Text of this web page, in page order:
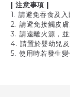
| 注意事項 |
1. 請避免吞食及入
2. 請避免接觸皮膚
3. 請遠離火源，並
4. 請置於嬰幼兒及
5. 使用時若發生